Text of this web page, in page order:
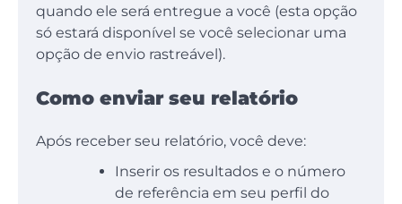
quando ele será entregue a você (esta opção
só estará disponível se você selecionar uma
opção de envio rastreável).
Como enviar seu relatório
Após receber seu relatório, você deve:
Inserir os resultados e o número
de referência em seu perfil do